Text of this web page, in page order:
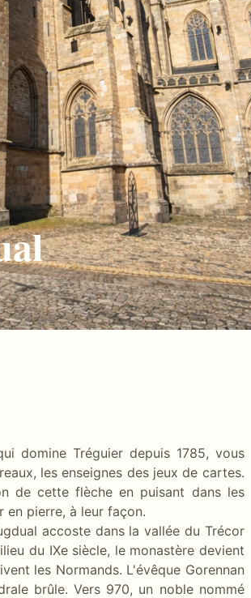
domine Tréguier depuis 1785, vous
les enseignes des jeux de cartes.
de cette flèche en puisant dans les
en pierre, à leur façon.
accoste dans la vallée du Trécor
du IXe siècle, le monastère devient
les Normands. L'évêque Gorennan
brûle. Vers 970, un noble nommé